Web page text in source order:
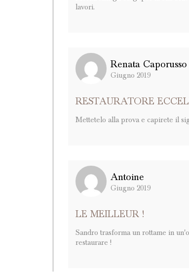
lavori.
Renata Caporusso
Giugno 2019
RESTAURATORE
Mettetelo alla prova e capirete il
Antoine
Giugno 2019
LE MEILLEUR !
Sandro trasforma un rottame in
restaurare !